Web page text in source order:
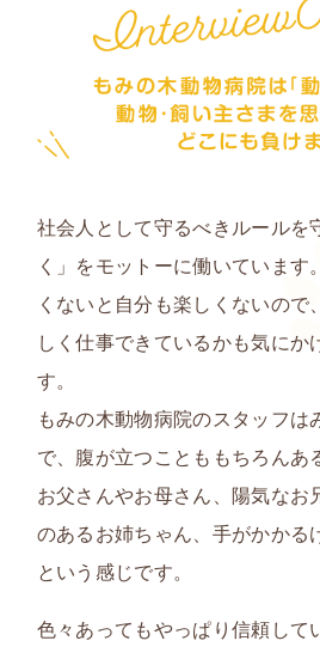
社会人として守るべきルールを
く
」をモットーに働いています
くないと自分も楽しくないので
しく仕事できているかも気にか
す。
もみの木動物病院のスタッフは
で、腹が立つことももちろんあ
お父さんやお母さん、陽気なお
のあるお姉ちゃん、手がかかる
という感じです。
色々あってもやっぱり信頼して